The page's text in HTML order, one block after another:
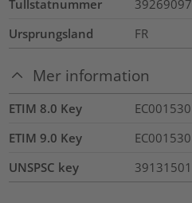
Tullstatnummer
39269097
Ursprungsland
FR
Mer information
ETIM 8.0 Key
EC001530
ETIM 9.0 Key
EC001530
UNSPSC key
39131501